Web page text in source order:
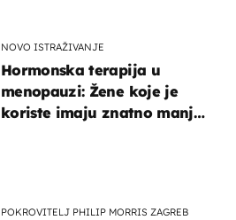
NOVO ISTRAŽIVANJE
Hormonska terapija u
menopauzi: Žene koje je
koriste imaju znatno manji
POKROVITELJ PHILIP MORRIS ZAGREB